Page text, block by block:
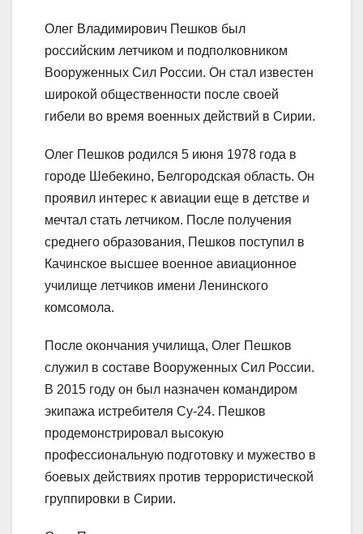
Олег Владимирович Пешков был
российским летчиком и подполковником
Вооруженных Сил России. Он стал известен
широкой общественности после своей
гибели во время военных действий в Сирии.
Олег Пешков родился 5 июня 1978 года в
городе Шебекино, Белгородская область. Он
проявил интерес к авиации еще в детстве и
мечтал стать летчиком. После получения
среднего образования, Пешков поступил в
Качинское высшее военное авиационное
училище летчиков имени Ленинского
комсомола.
После окончания училища, Олег Пешков
служил в составе Вооруженных Сил России.
В 2015 году он был назначен командиром
экипажа истребителя Су-24. Пешков
продемонстрировал высокую
профессиональную подготовку и мужество в
боевых действиях против террористической
группировки в Сирии.